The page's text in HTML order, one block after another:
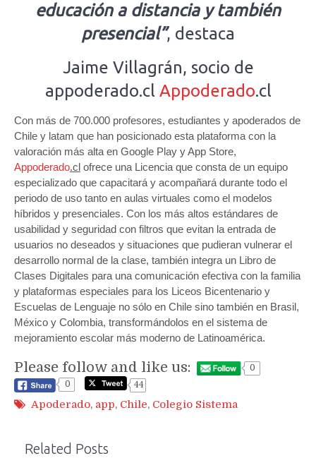
educación a distancia y también
presencial”, destaca
Jaime Villagrán, socio de
appoderado.cl Appoderado.cl
Con más de 700.000 profesores, estudiantes y apoderados de
Chile y latam que han posicionado esta plataforma con la
valoración más alta en Google Play y App Store,
Appoderado.cl ofrece una Licencia que consta de un equipo
especializado que capacitará y acompañará durante todo el
periodo de uso tanto en aulas virtuales como el modelos
híbridos y presenciales. Con los más altos estándares de
usabilidad y seguridad con filtros que evitan la entrada de
usuarios no deseados y situaciones que pudieran vulnerar el
desarrollo normal de la clase, también integra un Libro de
Clases Digitales para una comunicación efectiva con la familia
y plataformas especiales para los Liceos Bicentenario y
Escuelas de Lenguaje no sólo en Chile sino también en Brasil,
México y Colombia, transformándolos en el sistema de
mejoramiento escolar más moderno de Latinoamérica.
Please follow and like us:
0
0
44
Apoderado, app, Chile, Colegio Sistema
Related Posts